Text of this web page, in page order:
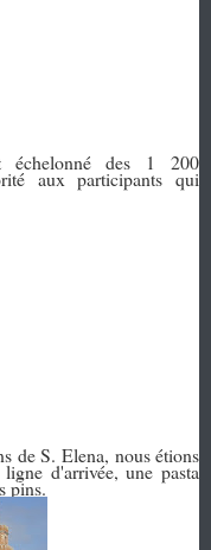
échelonné des 1 200
aux participants qui
de S. Elena, nous étions
d'arrivée, une pasta
pins.